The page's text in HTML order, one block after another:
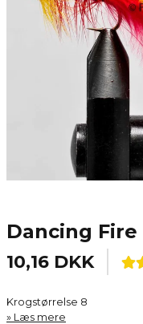
Dancing Fire
10,16 DKK
Krogstørrelse 8
Læs mere